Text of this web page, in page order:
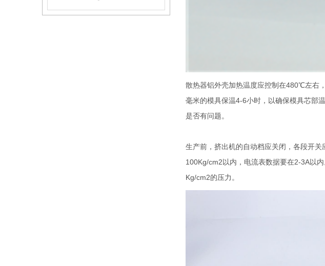
散热器铝外壳加热温度应控制在480℃左右
毫米的模具保温4-6小时，以确保模具芯部
是否有问题。
生产前，挤出机的自动档应关闭，各段开
100Kg/cm2以内，电流表数据要在2-3A以
Kg/cm2的压力。